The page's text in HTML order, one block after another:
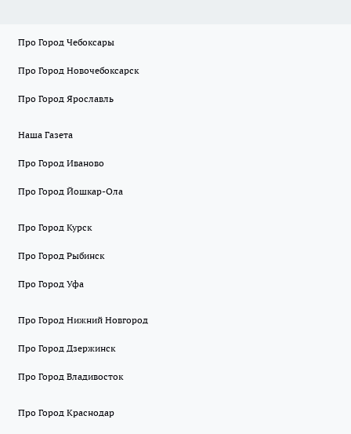
Про Город Чебоксары
Про Город Новочебоксарск
Про Город Ярославль
Наша Газета
Про Город Иваново
Про Город Йошкар-Ола
Про Город Курск
Про Город Рыбинск
Про Город Уфа
Про Город Нижний Новгород
Про Город Дзержинск
Про Город Владивосток
Про Город Краснодар